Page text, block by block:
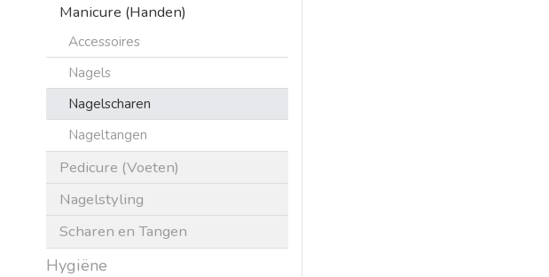
Manicure (Handen)
Accessoires
Nagels
Nagelscharen
Nageltangen
Pedicure (Voeten)
Nagelstyling
Scharen en Tangen
Hygiëne